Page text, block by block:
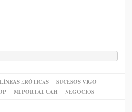
LÍNEAS ERÓTICAS
SUCESOS VIGO
MI PORTAL UAH NEGOCIOS